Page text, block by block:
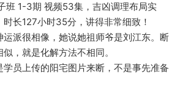
班 1-3期 视频53集，吉凶调理布局实
长127小时35分，讲得非常细致！
派很相像，她说她祖师爷是刘江东。断
，就是化解方法不相同。
员上传的阳宅图片来断，不是事先准备